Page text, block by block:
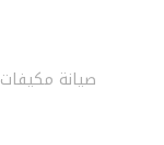
صيانة مكيفات